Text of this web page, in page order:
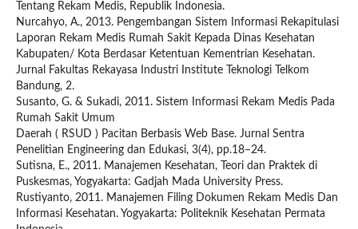
Tentang Rekam Medis, Republik Indonesia.
Nurcahyo, A., 2013. Pengembangan Sistem Informasi Rekapitulasi
Laporan Rekam Medis Rumah Sakit Kepada Dinas Kesehatan
Kabupaten/ Kota Berdasar Ketentuan Kementrian Kesehatan.
Jurnal Fakultas Rekayasa Industri Institute Teknologi Telkom
Bandung, 2.
Susanto, G. & Sukadi, 2011. Sistem Informasi Rekam Medis Pada
Rumah Sakit Umum
Daerah ( RSUD ) Pacitan Berbasis Web Base. Jurnal Sentra
Penelitian Engineering dan Edukasi, 3(4), pp.18–24.
Sutisna, E., 2011. Manajemen Kesehatan, Teori dan Praktek di
Puskesmas, Yogyakarta: Gadjah Mada University Press.
Rustiyanto, 2011. Manajemen Filing Dokumen Rekam Medis Dan
Informasi Kesehatan. Yogyakarta: Politeknik Kesehatan Permata